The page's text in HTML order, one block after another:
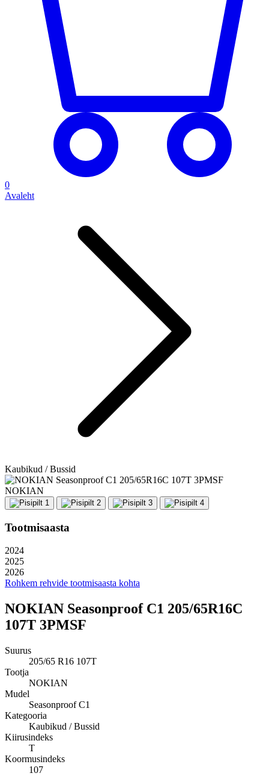
0
Avaleht
Kaubikud / Bussid
NOKIAN
Tootmisaasta
2024
2025
2026
Rohkem rehvide tootmisaasta kohta
NOKIAN Seasonproof C1 205/65R16C
107T 3PMSF
Suurus
205/65 R16 107T
Tootja
NOKIAN
Mudel
Seasonproof C1
Kategooria
Kaubikud / Bussid
Kiirusindeks
T
Koormusindeks
107